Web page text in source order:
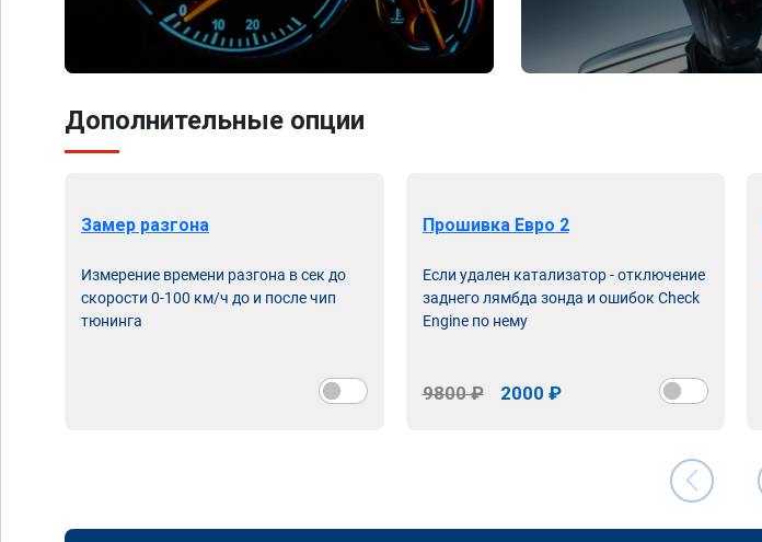
Дополнительные опции
Замер разгона
Измерение времени разгона в сек до
скорости 0-100 км/ч до и после чип
тюнинга
Прошивка Евро 2
Если удален катализатор - отключение
заднего лямбда зонда и ошибок Check
Engine по нему
9800 ₽ 2000 ₽